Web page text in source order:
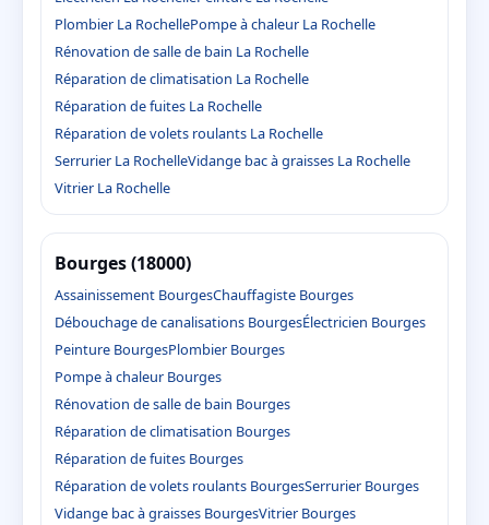
Plombier La RochellePompe à chaleur La Rochelle
Rénovation de salle de bain La Rochelle
Réparation de climatisation La Rochelle
Réparation de fuites La Rochelle
Réparation de volets roulants La Rochelle
Serrurier La RochelleVidange bac à graisses La Rochelle
Vitrier La Rochelle
Bourges (18000)
Assainissement BourgesChauffagiste Bourges
Débouchage de canalisations BourgesÉlectricien Bourges
Peinture BourgesPlombier Bourges
Pompe à chaleur Bourges
Rénovation de salle de bain Bourges
Réparation de climatisation Bourges
Réparation de fuites Bourges
Réparation de volets roulants BourgesSerrurier Bourges
Vidange bac à graisses BourgesVitrier Bourges